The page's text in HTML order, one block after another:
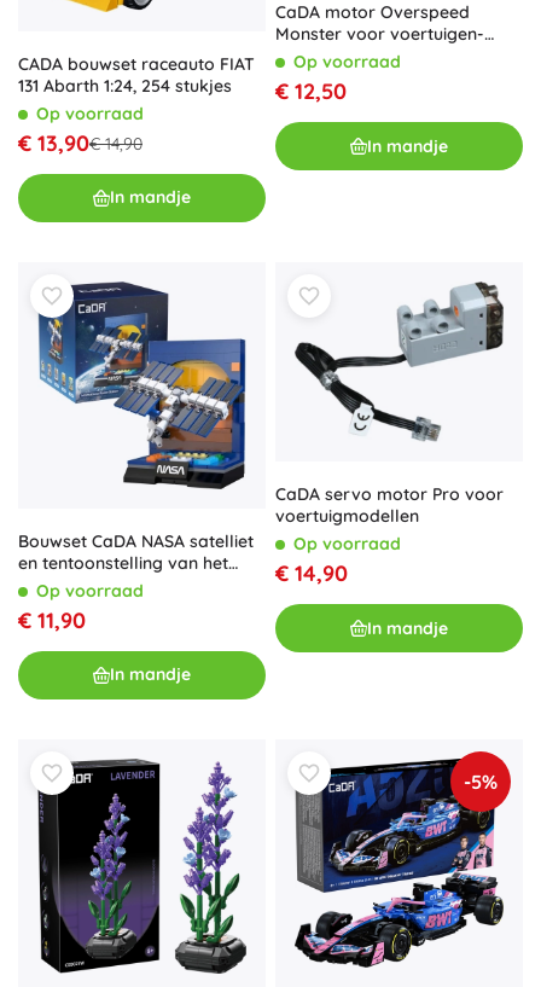
CADA bouwset raceauto FIAT
131 Abarth 1:24, 254 stukjes
Op voorraad
€ 13,90€ 14,90
In mandje
CaDA motor Overspeed
Monster voor voertuigen-
bouwsets
Op voorraad
€ 12,50
In mandje
Bouwset CaDA NASA satelliet
en tentoonstelling van het
Internationaal Ruimtestation,
188 stukjes
Op voorraad
€ 11,90
In mandje
CaDA servo motor Pro voor
voertuigmodellen
Op voorraad
€ 14,90
In mandje
-5%